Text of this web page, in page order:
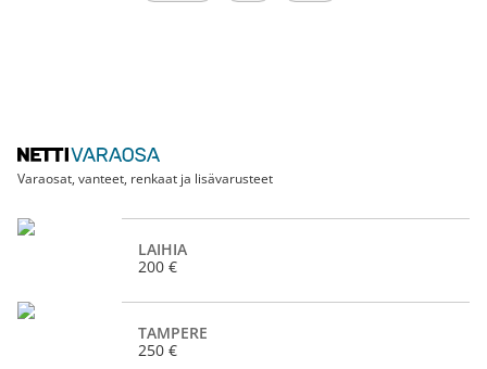
Varaosat, vanteet, renkaat ja lisävarusteet
LAIHIA
200 €
TAMPERE
250 €